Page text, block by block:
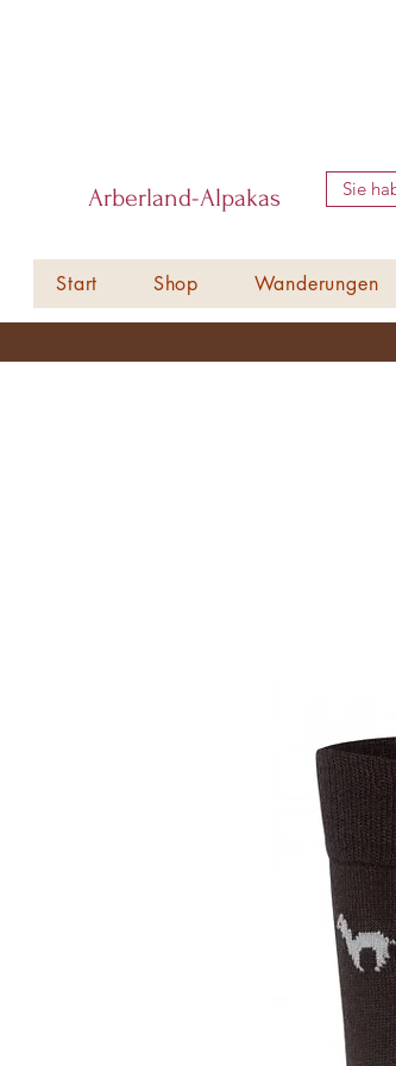
Arberland-Alpakas Sie
Start Shop Wanderungen